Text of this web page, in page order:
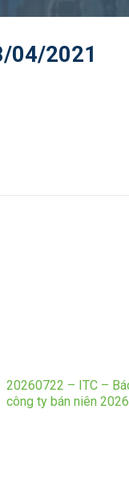
04/2021
20260722 – ITC –
công ty bán niên